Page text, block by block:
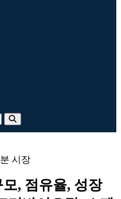
시장
, 점유율, 성장